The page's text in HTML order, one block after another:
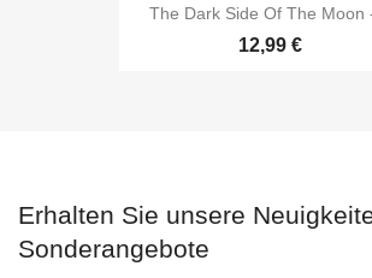
The Dark Side Of The Moon -
12,99 €
Erhalten Sie unsere
Sonderangebote